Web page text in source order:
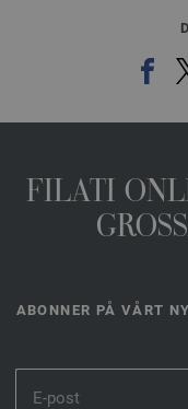
FILATI
ABONNER PÅ VÅRT